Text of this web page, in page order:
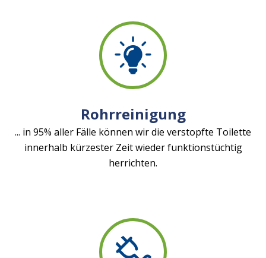
Rohrreinigung
... in 95% aller Fälle können wir die verstopfte Toilette
innerhalb kürzester Zeit wieder funktionstüchtig
herrichten.